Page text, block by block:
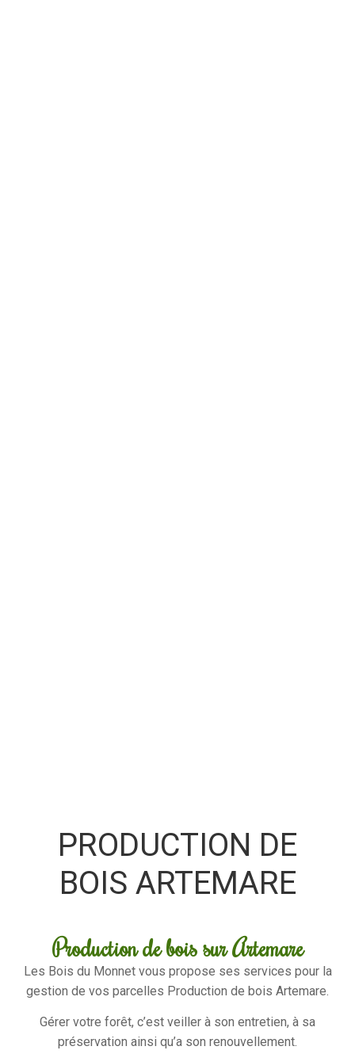
PRODUCTION DE
BOIS ARTEMARE
Production de bois sur Artemare
Les Bois du Monnet vous propose ses services pour la
gestion de vos parcelles Production de bois Artemare.
Gérer votre forêt, c’est veiller à son entretien, à sa
préservation ainsi qu’a son renouvellement.